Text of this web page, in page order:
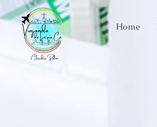
Home